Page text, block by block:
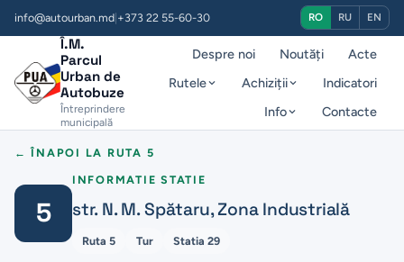
info@autourban.md +373 22 55-60-30 RO RU EN
Î.M.
Parcul
Urban de
Autobuze
Întreprindere
municipală
Despre noi Noutăți
Acte
Rutele
Achiziții
Indicatori
Info
Contacte
← ÎNAPOI LA RUTA 5
5
INFORMATIE STATIE
str. N. M. Spătaru, Zona Industrială
Ruta 5 Tur Statia 29